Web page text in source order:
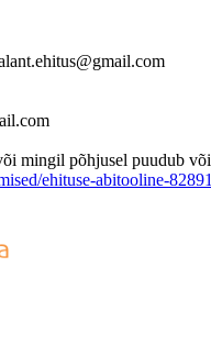
mingil põhjusel puudub
ehituse-abitooline-